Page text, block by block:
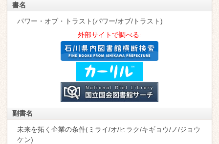
書名
パワー・オブ・トラスト(パワー/オブ/トラスト)
外部サイトで調べる:
副書名
未来を拓く企業の条件(ミライ/オ/ヒラク/キギョウ/ノ/ジョウ
ケン)